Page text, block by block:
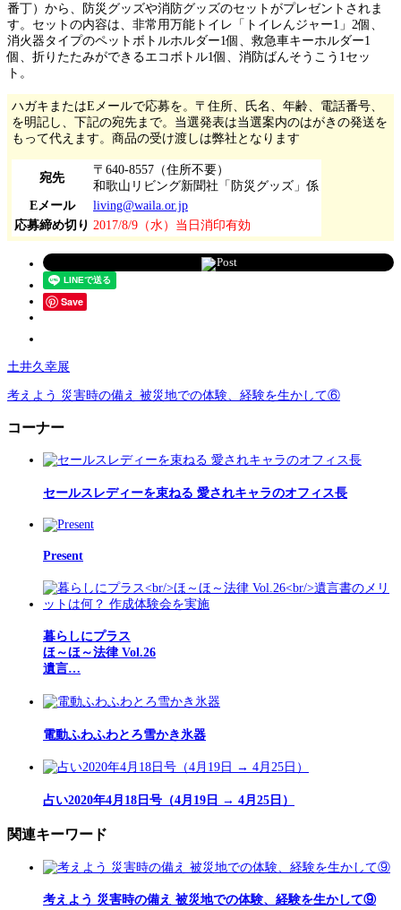
番丁）から、防災グッズや消防グッズのセットがプレゼントされま
す。セットの内容は、非常用万能トイレ「トイレんジャー1」2個、
消火器タイプのペットボトルホルダー1個、救急車キーホルダー1
個、折りたたみができるエコボトル1個、消防ばんそうこう1セッ
ト。
ハガキまたはEメールで応募を。〒住所、氏名、年齢、電話番号、
を明記し、下記の宛先まで。当選発表は当選案内のはがきの発送を
もって代えます。商品の受け渡しは弊社となります
宛先
〒640-8557（住所不要）
和歌山リビング新聞社「防災グッズ」係
Eメール
living@waila.or.jp
応募締め切り 2017/8/9（水）当日消印有効
Post
Save
土井久幸展
考えよう 災害時の備え 被災地での体験、経験を生かして⑥
コーナー
セールスレディーを束ねる 愛されキャラのオフィス長
Present
暮らしにプラス
ほ～ほ～法律 Vol.26
遺言…
電動ふわふわとろ雪かき氷器
占い2020年4月18日号（4月19日 → 4月25日）
関連キーワード
考えよう 災害時の備え 被災地での体験、経験を生かして⑨